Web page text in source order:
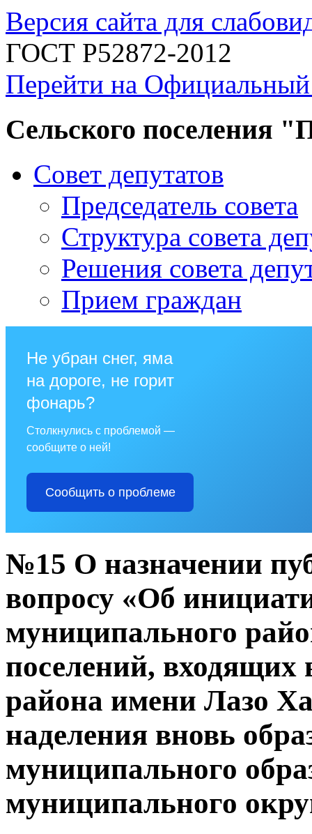
Версия сайта для
ГОСТ Р52872-2012
Перейти на
Сельского поселения
Совет депутатов
Председатель совета
Структура совета
Решения совета
Прием граждан
Не убран снег, яма
на дороге, не горит
фонарь?
Столкнулись с проблемой —
сообщите о ней!
Сообщить о проблеме
№15 О назначении
вопросу «Об
муниципального
поселений, входящих
района имени Лазо
наделения вновь
муниципального
муниципального